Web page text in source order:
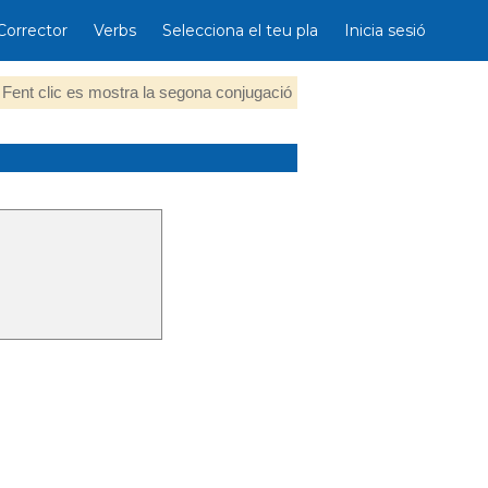
Verbs Selecciona el teu pla Inicia sesió
Fent clic es mostra la segona conjugació